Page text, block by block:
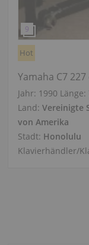
Hot
Yamaha C7
Jahr: 1990 Länge:
Land: Vereinigte
von Amerika
Stadt: Honolulu
Klavierhändler/